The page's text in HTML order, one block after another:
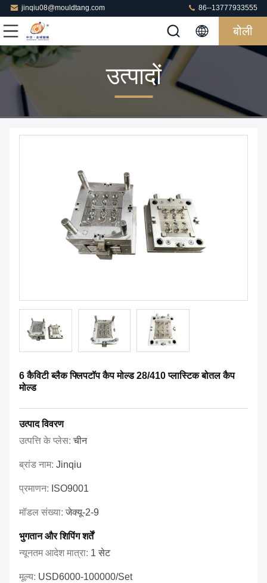
jinqiu08@mouldtang.com 86--13777933555
बोली
उत्पादों
6 कैविटी ब्लैक फ्लिपटॉप कैप मोल्ड 28/410 प्लास्टिक बोतल कैप
मोल्ड
उत्पाद विवरण
उत्पत्ति के प्लेस:चीन
ब्रांड नाम: Jinqiu
प्रमाणन: ISO9001
मॉडल संख्या:जेक्यू-2-9
भुगतान और शिपिंग शर्तें
न्यूनतम आदेश मात्रा: 1 सेट
मूल्य: USD6000-100000/set